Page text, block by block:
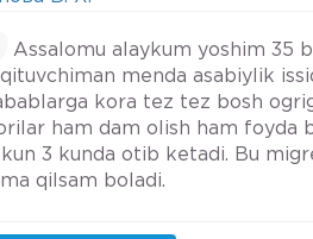
Assalomu alaykum yoshim 35
menda asabiylik
kora tez tez bosh
ham dam olish ham foyda
3 kunda otib ketadi. Bu
qilsam boladi.